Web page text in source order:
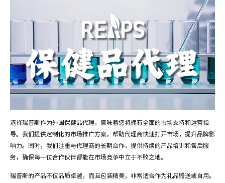
选择瑞普斯作为外国保健品代理，意味着您将拥有全面的市场支持和运营指
导。我们提供定制化的市场推广方案，帮助代理商快速打开市场，提升品牌影
响力。同时，我们注重与代理商的长期合作，提供持续的产品培训和售后服
务，确保每一位合作伙伴都能在市场竞争中立于不败之地。
瑞普斯的产品不仅品质卓越，而且包装精美，非常适合作为礼品赠送或自用。